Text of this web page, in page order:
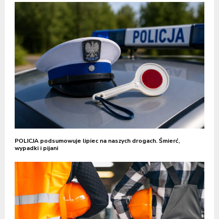
POLICJA podsumowuje lipiec na naszych drogach. Śmierć,
wypadki i pijani